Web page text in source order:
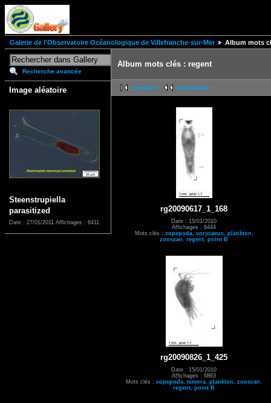
Galerie de l'Observatoire Océanologique de Villefranche-sur-Mer Album mots
Recherche avancée
Image aléatoire
Steenstrupiella
parasitized
Date : 27/01/2011 Affichages : 6411
Album mots clés : regent
première précédente
rg20090617_1_168
Date : 15/01/2010
Affichages : 6444
Mots clés : copepoda, corycaeus, plankton
zooscan
regent point B
rg20090826_1_425
Date : 15/01/2010
Affichages : 6863
Mots clés : copepoda temora plankton zooscan
regent point B